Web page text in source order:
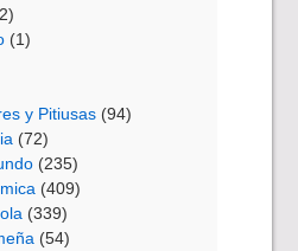
(1)
y Pitiusas (94)
(72)
(235)
(409)
(339)
(54)